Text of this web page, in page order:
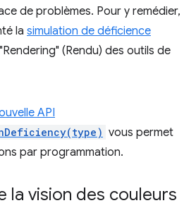
de problèmes. Pour y remédier,
la simulation de déficience
(Rendu) des outils de
API
vous permet
par programmation.
la vision des couleurs